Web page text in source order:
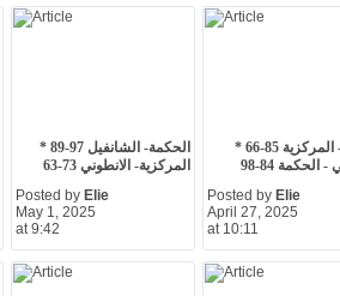
الحكمة- الشانفيل 97-89 *
المركزية- الانطوني 73-63
Posted by Elie
May 1, 2025
at 9:42
هوبس - المركزية 85-66 *
الحكمة 84-98
Posted by Elie
April 27, 2025
at 10:11